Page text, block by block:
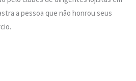
a pessoa que não honrou seus